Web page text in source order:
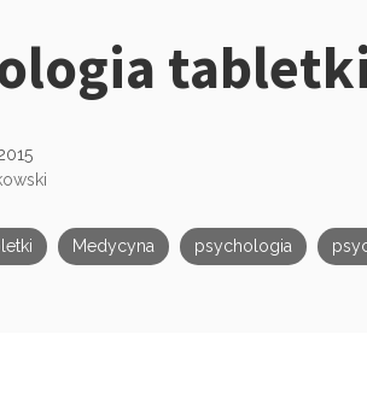
tabletki
Medycyna psychologia